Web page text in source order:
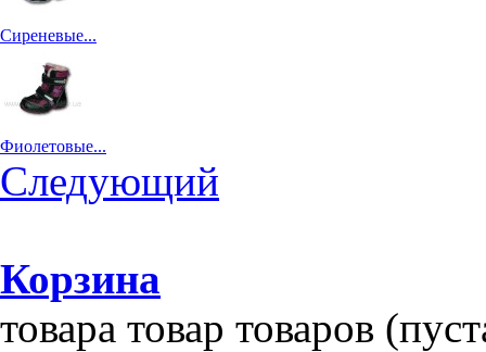
Сиреневые...
Фиолетовые...
Следующий
Корзина
товара товар товаров